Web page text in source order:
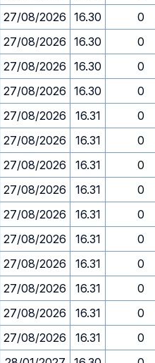
27/08/2026 16.30 0
27/08/2026 16.30 0
27/08/2026 16.30 0
27/08/2026 16.30 0
27/08/2026 16.31 0
27/08/2026 16.31 0
27/08/2026 16.31 0
27/08/2026 16.31 0
27/08/2026 16.31 0
27/08/2026 16.31 0
27/08/2026 16.31 0
27/08/2026 16.31 0
27/08/2026 16.31 0
27/08/2026 16.31 0